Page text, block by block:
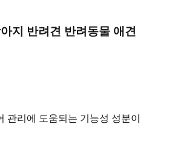
지 반려견 반려동물 애견
관리에 도움되는 기능성 성분이